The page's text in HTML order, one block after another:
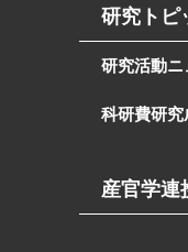
研究トピ
研究活動ニ
科研費研究
産官学連